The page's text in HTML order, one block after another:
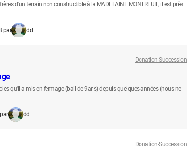
d'un terrain non constructible à la MADELAINE MONTREUIL, il est près
par dd
Donation-Succession
qu'il a mis en fermage (bail de 9ans) depuis quelques années (nous ne
dd
Donation-Succession